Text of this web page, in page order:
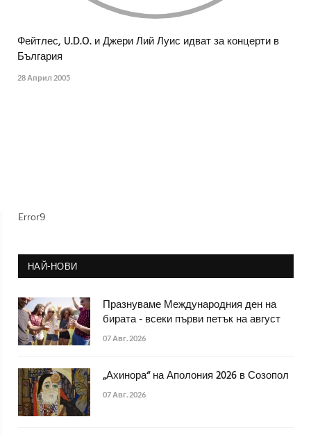
Фейтлес, U.D.O. и Джери Лий Луис идват за концерти в
България
28 Април 2005
Error9
НАЙ-НОВИ
Празнуваме Международния ден на
бирата - всеки първи петък на август
07 Авг. 2026
„Ахинора“ на Аполония 2026 в Созопол
07 Авг. 2026